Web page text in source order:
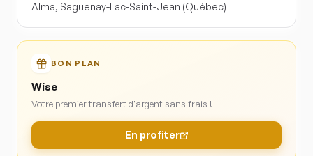
Alma, Saguenay-Lac-Saint-Jean (Québec)
BON PLAN
Wise
Votre premier transfert d'argent sans frais !
En profiter